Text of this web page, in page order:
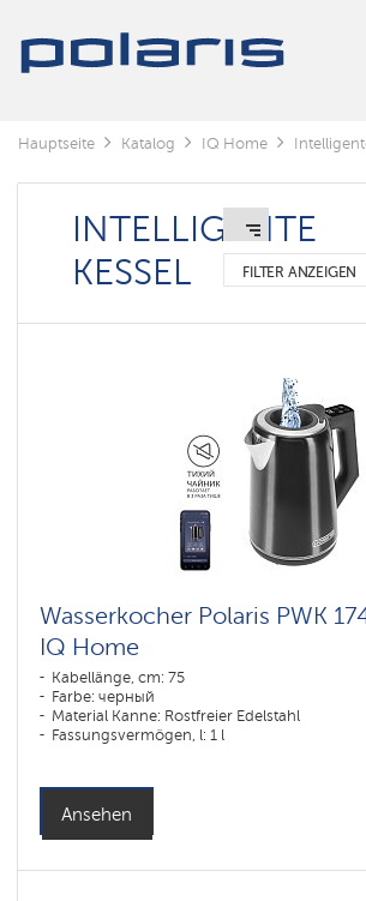
Hauptseite Katalog IQ Home
INTELLIGENTE
KESSEL
FILTER ANZEIGEN
Wasserkocher Polaris PWK
IQ Home
Kabellänge, cm: 75
Farbe: черный
Material Kanne: Rostfreier Edelstahl
Fassungsvermögen, l: 1 l
Ansehen